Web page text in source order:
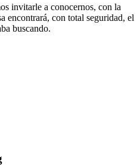
invitarle a conocernos, con la
encontrará, con total seguridad, el
buscando.